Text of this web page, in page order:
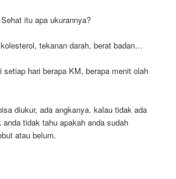
itu apa ukurannya?
tekanan darah, berat badan…
setiap hari berapa KM, berapa menit olah
diukur, ada angkanya. kalau tidak ada
tidak tahu apakah anda sudah
atau belum.